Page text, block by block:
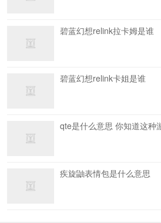
碧蓝幻想relink拉卡姆是谁
碧蓝幻想relink卡姐是谁
qte是什么意思 你知道这种
疾旋鼬表情包是什么意思